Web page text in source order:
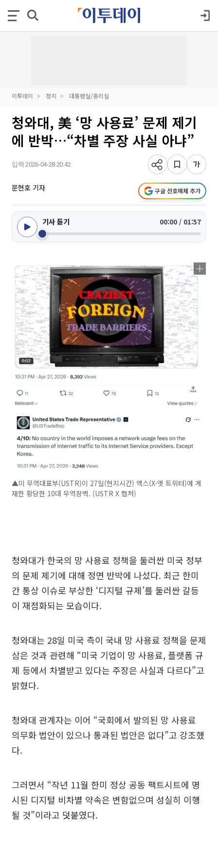
이투데이 정치 대통령실/총리실
청와대, 美 ‘망 사용료’ 문제 제기
에 반박…“차별 주장 사실 아냐”
입력 2026-04-28 20:42
문현호 기자 구글 선호매체 추가
기사 듣기 00:00 / 01:57
▲미 무역대표부(USTR)이 27일(현지시간) 엑스(X·옛 트위터)에 게
재한 황당한 10대 무역장벽. (USTR X 캡처)
청와대가 한국의 망 사용료 정책을 둘러싼 미국 정부
의 문제 제기에 대해 정면 반박에 나섰다. 최근 한미
간 통상 이슈로 부상한 ‘디지털 규제’를 둘러싼 갈등
이 재점화되는 모습이다.
청와대는 28일 미국 측이 국내 망 사용료 정책을 문제
삼은 것과 관련해 “미국 기업이 망 사용료, 플랫폼 규
제 등에서 차별받고 있다는 주장은 사실과 다르다”고
밝혔다.
청와대 관계자는 이어 “국회에서 발의된 망 사용료
의무화 법안이 있으나 통과된 법안은 없다”고 강조했
다.
그러면서 “작년 11월 한미 정상 공동 팩트시트에 명
시된 디지털 비차별 약속은 변함없으며 성실히 이행
될 것”이라고 덧붙였다.